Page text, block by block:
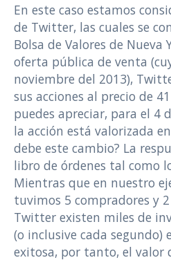
En este caso estamos
de Twitter, las cuales se
Bolsa de Valores de Nueva
oferta pública de venta
noviembre del 2013),
sus acciones al precio de
puedes apreciar, para el 4
la acción está valorizada en
debe este cambio? La
libro de órdenes tal como
Mientras que en nuestro
tuvimos 5 compradores y
Twitter existen miles de
(o inclusive cada segundo)
exitosa, por tanto, el valor